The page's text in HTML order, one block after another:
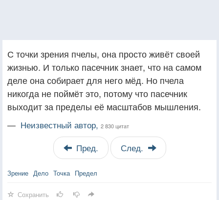
С точки зрения пчелы, она просто живёт своей
жизнью. И только пасечник знает, что на самом
деле она собирает для него мёд. Но пчела
никогда не поймёт это, потому что пасечник
выходит за пределы её масштабов мышления.
— Неизвестный автор, 2 830 цитат
Пред. След.
Зрение Дело Точка Предел
Сохранить